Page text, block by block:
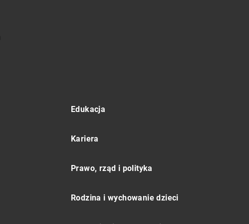
Edukacja
Kariera
Prawo, rząd i polityka
Rodzina i wychowanie dzieci